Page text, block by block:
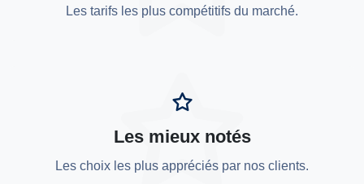
Les tarifs les plus compétitifs du marché.
Les mieux notés
Les choix les plus appréciés par nos clients.